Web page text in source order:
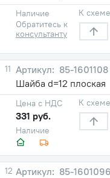
Наличие
Обратитесь к
консультанту
К схеме
11
85-
Шайба d=12 плоская
Наличие
Цена с НДС
331 руб.
К схеме
12
85-